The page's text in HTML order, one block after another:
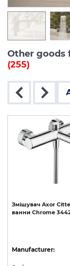
Other goods
(255)
Змішувач Axor
ванни Chrome
Manufacturer: